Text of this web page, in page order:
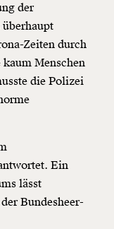
Weiter
der
Zeiten durch
Menschen
die Polizei
Ein
lässt
Bundesheer-